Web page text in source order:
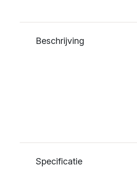
Beschrijving
Specificatie